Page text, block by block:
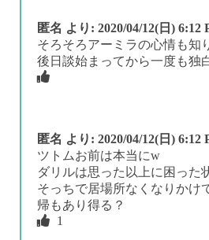
匿名 より: 2020/04/12(日) 6:12
そろそろアーミラの心情も知
後日談始まってから一度も独
匿名 より: 2020/04/12(日) 6:12
ツトムお前は本当にw
ダリルは思った以上に困った
そっちで居場所なくなりかけ
帰もあり得る？
1